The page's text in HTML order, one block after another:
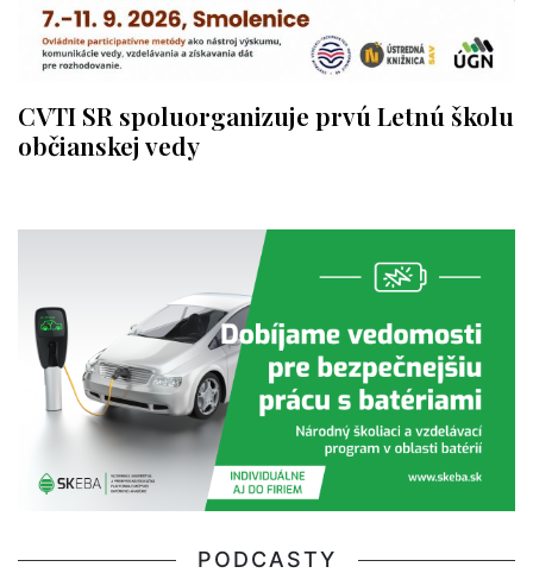
CVTI SR spoluorganizuje prvú Letnú školu
občianskej vedy
PODCASTY